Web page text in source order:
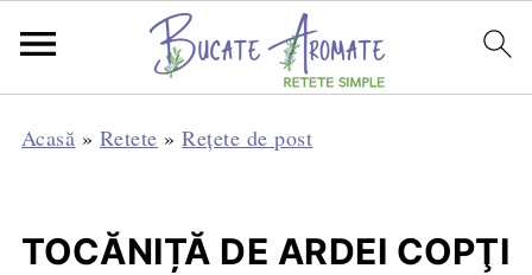
Acasă » Retete »Rețete de post
TOCĂNIȚĂ DE ARDEI COPŢI